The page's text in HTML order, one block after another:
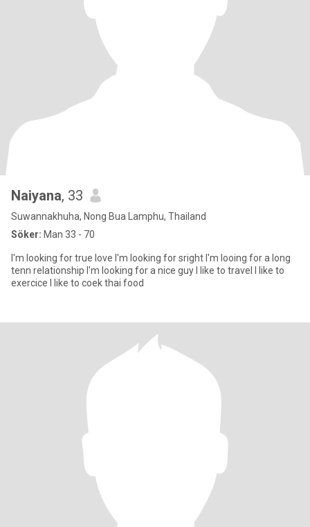
Naiyana, 33
Suwannakhuha, Nong Bua Lamphu, Thailand
Söker: Man 33 - 70
l'm looking for true love l'm looking for sright l'm looing for a long
tenn relationship l'm looking for a nice guy l like to travel l like to
exercice l like to coek thai food